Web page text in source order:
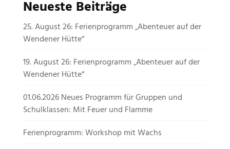
Neueste Beiträge
25. August 26: Ferienprogramm „Abenteuer auf der
Wendener Hütte“
19. August 26: Ferienprogramm „Abenteuer auf der
Wendener Hütte“
01.06.2026 Neues Programm für Gruppen und
Schulklassen: Mit Feuer und Flamme
Ferienprogramm: Workshop mit Wachs